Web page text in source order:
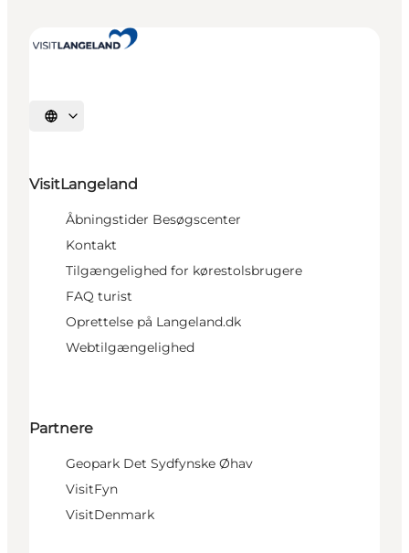
Vælg sprog
VisitLangeland
Åbningstider Besøgscenter
Kontakt
Tilgængelighed for kørestolsbrugere
FAQ turist
Oprettelse på Langeland.dk
Webtilgængelighed
Partnere
Geopark Det Sydfynske Øhav
VisitFyn
VisitDenmark